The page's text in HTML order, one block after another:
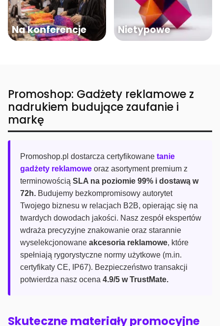
Na konferencje Nietypowe
Promoshop: Gadżety reklamowe z
nadrukiem budujące zaufanie i
markę
Promoshop.pl dostarcza certyfikowane tanie
gadżety reklamowe oraz asortyment premium z
terminowością SLA na poziomie 99% i dostawą w
72h. Budujemy bezkompromisowy autorytet
Twojego biznesu w relacjach B2B, opierając się na
twardych dowodach jakości. Nasz zespół ekspertów
wdraża precyzyjne znakowanie oraz starannie
wyselekcjonowane akcesoria reklamowe, które
spełniają rygorystyczne normy użytkowe (m.in.
certyfikaty CE, IP67). Bezpieczeństwo transakcji
potwierdza nasz ocena 4.9/5 w TrustMate.
Skuteczne materiały promocyjne